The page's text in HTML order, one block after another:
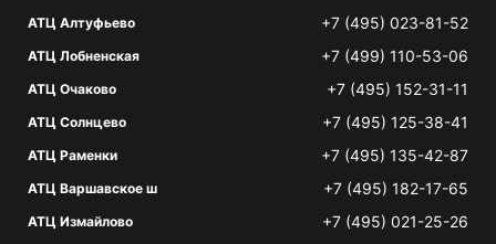
АТЦ Алтуфьево +7 (495) 023-81-52
АТЦ Лобненская +7 (499) 110-53-06
АТЦ Очаково +7 (495) 152-31-11
АТЦ Солнцево +7 (495) 125-38-41
АТЦ Раменки +7 (495) 135-42-87
АТЦ Варшавское ш +7 (495) 182-17-65
АТЦ Измайлово +7 (495) 021-25-26